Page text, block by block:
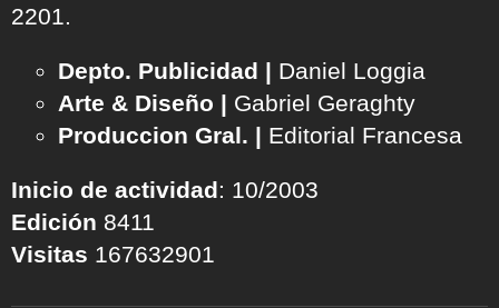
2201.
Depto. Publicidad | Daniel Loggia
Arte & Diseño | Gabriel Geraghty
Produccion Gral. | Editorial Francesa
Inicio de actividad: 10/2003
Edición 8411
Visitas 167632901